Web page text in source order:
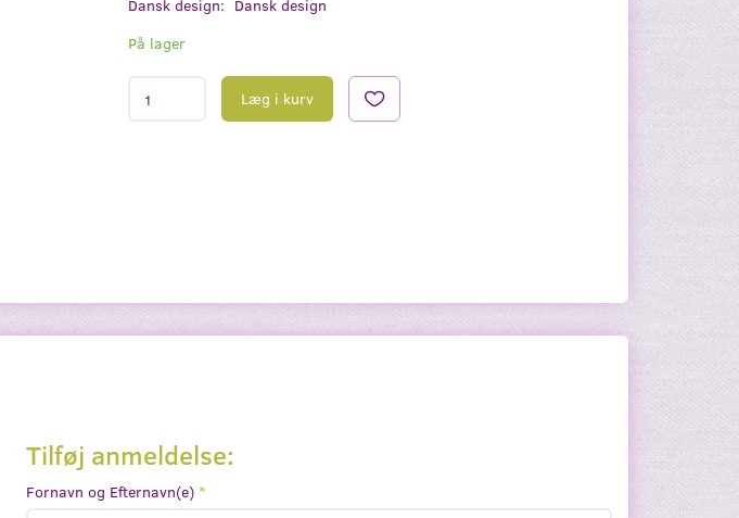
Dansk design: Dansk design
På lager
Læg i kurv
Tilføj anmeldelse:
Fornavn og Efternavn(e)